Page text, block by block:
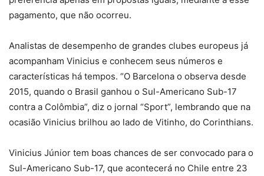
pagamento, que não ocorreu.
Analistas de desempenho de grandes clubes europeus já
acompanham Vinicius e conhecem seus números e
características há tempos. “O Barcelona o observa desde
2015, quando o Brasil ganhou o Sul-Americano Sub-17
contra a Colômbia”, diz o jornal “Sport”, lembrando que na
ocasião Vinicius brilhou ao lado de Vitinho, do Corinthians.
Vinicius Júnior tem boas chances de ser convocado para o
Sul-Americano Sub-17, que acontecerá no Chile entre 23